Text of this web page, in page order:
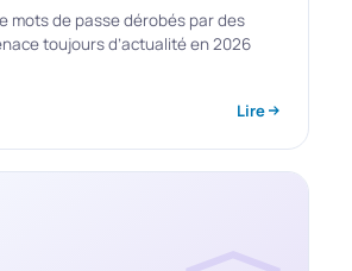
mots de passe dérobés par des
toujours d’actualité en 2026
Lire